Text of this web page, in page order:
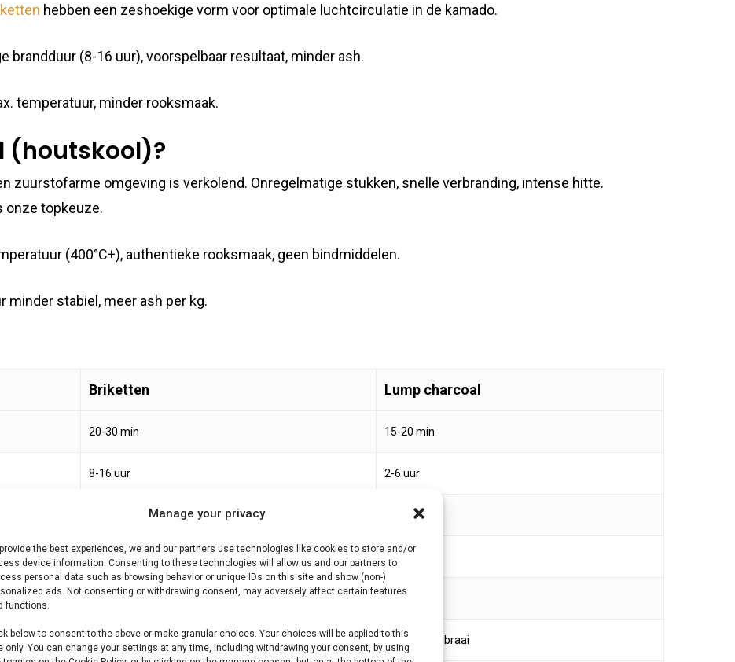
Manage your privacy
the best experiences, we and our partners use technologies like cookies to store and/or
device information. Consenting to these technologies will allow us and our partners to
personal data such as browsing behavior or unique IDs on this site and show (non-)
ads. Not consenting or withdrawing consent, may adversely affect certain features
functions.
below to consent to the above or make granular choices. Your choices will be applied to this
only. You can change your settings at any time, including withdrawing your consent, by using
hebben een zeshoekige vorm voor optimale luchtcirculatie in de kamado.
brandduur (8-16 uur), voorspelbaar resultaat, minder ash.
temperatuur, minder rooksmaak.
(houtskool)?
zuurstofarme omgeving is verkolend. Onregelmatige stukken, snelle verbranding, intense hitte.
onze topkeuze.
(400°C+), authentieke rooksmaak, geen bindmiddelen.
minder stabiel, meer ash per kg.
Briketten Lump charcoal
20-30 min 15-20 min
8-16 uur 2-6 uur
400°C+
★★★★★ ★★★
★★ ★★★★
Low & slow, kamado Sear, pizza, braai